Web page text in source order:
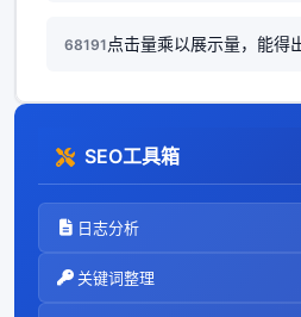
68191 点击量乘以展示量，能得
SEO工具箱
日志分析
关键词整理